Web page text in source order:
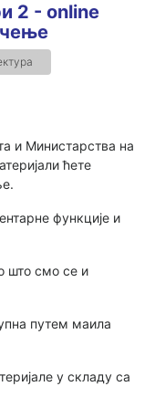
2 - online
и Министарства на
ћете
функције и
што смо се и
путем маила
у складу са